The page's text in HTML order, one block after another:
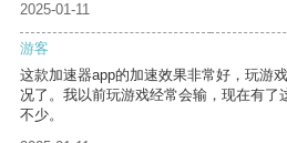
2025-01-11
游客
这款加速器app的加速效果非常好，玩游
况了。我以前玩游戏经常会输，现在有了
不少。